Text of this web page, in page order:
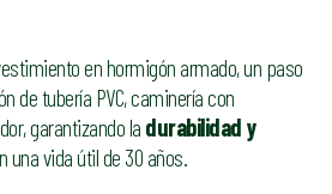
en hormigón armado, un paso
de tubería PVC, caminería con
garantizando la durabilidad y
vida útil de 30 años.